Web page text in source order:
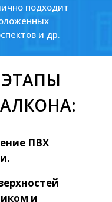
подходит
и др.
ПВХ
и